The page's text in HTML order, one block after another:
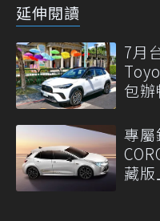
延伸閱讀
7月
包
專
藏版